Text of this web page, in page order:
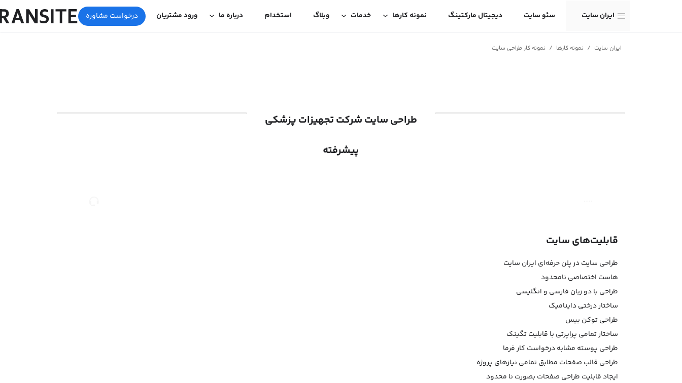
ایران سایت سئو سایت دیجیتال مارکتینگ نمونه کارها خدمات وبلاگ استخدام درباره ما ورود مشتریان درخواست مشاوره
ایران سایت / نمونه کارها / نمونه کار طراحی سایت
طراحی سایت شرکت تجهیزات پزشکی
پیشرفته
قابلیت‌های سایت
طراحی سایت در پلن حرفه‌ای ایران سایت
هاست اختصاصی نامحدود
طراحی با دو زبان فارسی و انگلیسی
ساختار درختی داینامیک
طراحی توکن بیس
ساختار تمامی پراپرتی با قابلیت تگینک
طراحی پوسته مشابه درخواست کار فرما
طراحی قالب صفحات مطابق تمامی نیازهای پروژه
ایجاد قابلیت طراحی صفحات بصورت نا محدود